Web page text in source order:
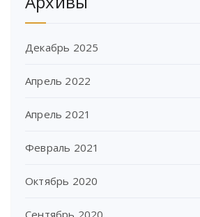
Декабрь 2025
Апрель 2022
Апрель 2021
Февраль 2021
Октябрь 2020